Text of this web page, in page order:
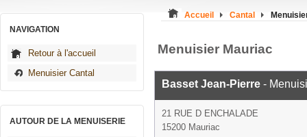
NAVIGATION
Retour à l'accueil
Menuisier Cantal
AUTOUR DE LA MENUISERIE
Accueil Cantal
Menuisier Mauriac
Basset Jean-Pierre -
21 RUE D ENCHALADE
15200 Mauriac